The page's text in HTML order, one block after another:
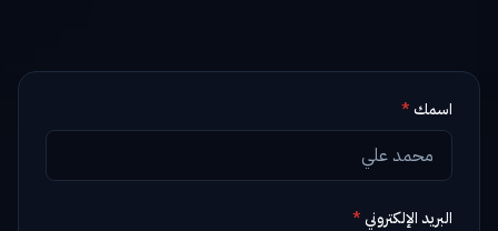
اسمك*
البريد الإلكتروني*